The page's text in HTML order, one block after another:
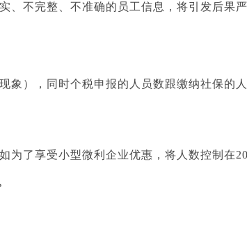
、不完整、不准确的员工信息，将引发后果
象），同时个税申报的人员数跟缴纳社保的
为了享受小型微利企业优惠，将人数控制在